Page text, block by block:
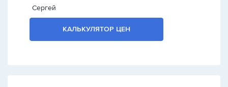
Сергей
КАЛЬКУЛЯТОР ЦЕН